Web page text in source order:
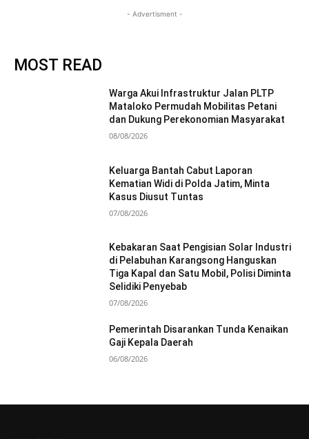
- Advertisment -
MOST READ
Warga Akui Infrastruktur Jalan PLTP
Mataloko Permudah Mobilitas Petani
dan Dukung Perekonomian Masyarakat
08/08/2026
Keluarga Bantah Cabut Laporan
Kematian Widi di Polda Jatim, Minta
Kasus Diusut Tuntas
07/08/2026
Kebakaran Saat Pengisian Solar Industri
di Pelabuhan Karangsong Hanguskan
Tiga Kapal dan Satu Mobil, Polisi Diminta
Selidiki Penyebab
07/08/2026
Pemerintah Disarankan Tunda Kenaikan
Gaji Kepala Daerah
06/08/2026